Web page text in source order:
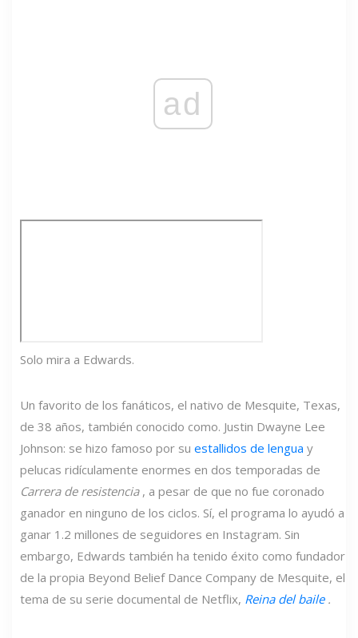
ad
Solo mira a Edwards.
Un favorito de los fanáticos, el nativo de Mesquite, Texas,
de 38 años, también conocido como. Justin Dwayne Lee
Johnson: se hizo famoso por su estallidos de lengua y
pelucas ridículamente enormes en dos temporadas de
Carrera de resistencia, a pesar de que no fue coronado
ganador en ninguno de los ciclos. Sí, el programa lo ayudó a
ganar 1.2 millones de seguidores en Instagram. Sin
embargo, Edwards también ha tenido éxito como fundador
de la propia Beyond Belief Dance Company de Mesquite, el
tema de su serie documental de Netflix, Reina del baile.